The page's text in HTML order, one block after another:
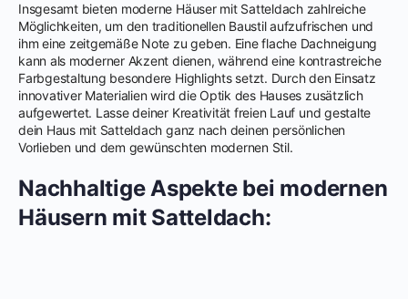
Insgesamt bieten moderne Häuser mit Satteldach zahlreiche
Möglichkeiten, um den traditionellen Baustil aufzufrischen und
ihm eine zeitgemäße Note zu geben. Eine flache Dachneigung
kann als moderner Akzent dienen, während eine kontrastreiche
Farbgestaltung besondere Highlights setzt. Durch den Einsatz
innovativer Materialien wird die Optik des Hauses zusätzlich
aufgewertet. Lasse deiner Kreativität freien Lauf und gestalte
dein Haus mit Satteldach ganz nach deinen persönlichen
Vorlieben und dem gewünschten modernen Stil.
Nachhaltige Aspekte bei modernen
Häusern mit Satteldach: